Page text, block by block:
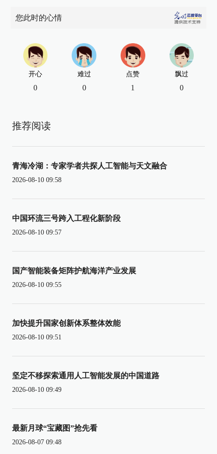
您此时的心情
开心
0
难过
0
点赞
1
飘过
0
推荐阅读
青海冷湖：专家学者共探人工智能与天文融合
2026-08-10 09:58
中国环流三号跨入工程化新阶段
2026-08-10 09:57
国产智能装备矩阵护航海洋产业发展
2026-08-10 09:55
加快提升国家创新体系整体效能
2026-08-10 09:51
坚定不移探索通用人工智能发展的中国道路
2026-08-10 09:49
最新月球“宝藏图”抢先看
2026-08-07 09:48